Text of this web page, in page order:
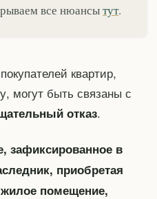
все нюансытут.
квартир,
могут быть связаны с
отказ.
зафиксированное в
приобретая
жилое помещение,